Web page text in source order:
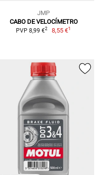
JMP
CABO DE VELOCÍMETRO
PVP 8,99 €2 8,55 €1